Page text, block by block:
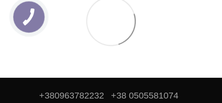
+380963782232 +38 0505581074